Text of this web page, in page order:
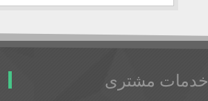
خدمات مشتری